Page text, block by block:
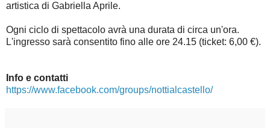
artistica di Gabriella Aprile.
Ogni ciclo di spettacolo avrà una durata di circa un'ora.
L'ingresso sarà consentito fino alle ore 24.15 (ticket: 6,00 €).
Info e contatti
https://www.facebook.com/groups/nottialcastello/